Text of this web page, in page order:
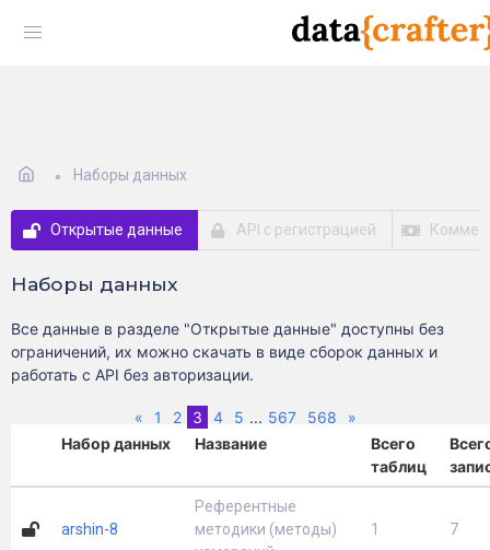
Наборы данных
Открытые данные API с регистрацией
Наборы данных
Все данные в разделе "Открытые данные" доступны без
ограничений, их можно скачать в виде сборок данных и
работать с API без авторизации.
«Previous
1 2 3(current)
4 5 ... 567 568 »Next
Набор данных
Название
Всего
таблиц
arshin-8
Референтные
методики (методы)
1 7